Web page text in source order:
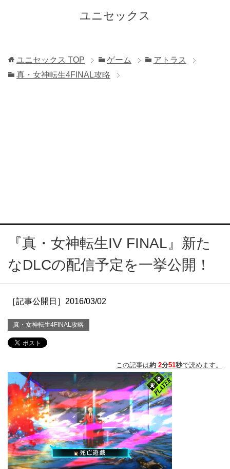
ユニセックス
ユニセックス TOP ゲーム
アトラス
真・女神転生4FINAL攻略
『真・女神転生IV FINAL』新た
なDLCの配信予定を一挙公開！
［記事公開日］2016/03/02
真・女神転生4FINAL攻略
この記事は約 2分51秒で読めます。